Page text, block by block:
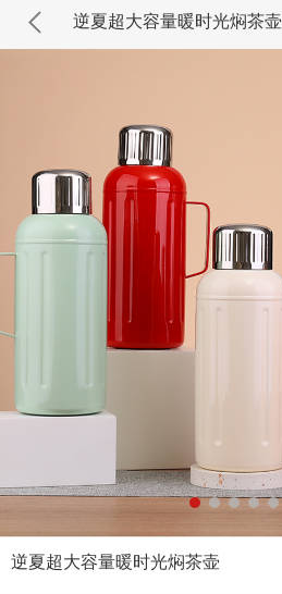
逆夏超大容量暖时光焖茶壶
逆夏超大容量暖时光焖茶壶